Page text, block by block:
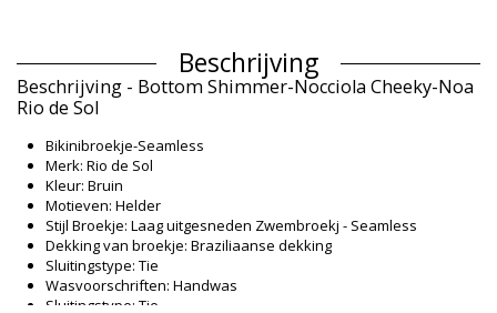
Beschrijving
Beschrijving - Bottom Shimmer-Nocciola Cheeky-Noa
Rio de Sol
Bikinibroekje-Seamless
Merk: Rio de Sol
Kleur: Bruin
Motieven: Helder
Stijl Broekje: Laag uitgesneden Zwembroekj - Seamless
Dekking van broekje: Braziliaanse dekking
Sluitingstype: Tie
Wasvoorschriften: Handwas
Sluitingstype: Tie